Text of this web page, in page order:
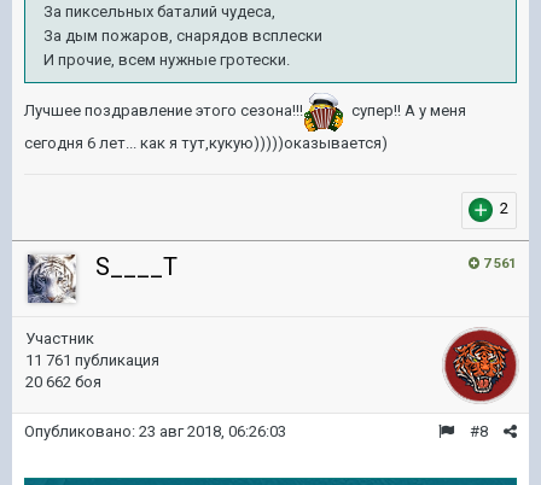
За пиксельных баталий чудеса,
За дым пожаров, снарядов всплески
И прочие, всем нужные гротески.
Лучшее поздравление этого сезона!!!
супер!! А у меня
сегодня 6 лет... как я тут,кукую)))))оказывается)
2
7 561
S____T
Участник
11 761 публикация
20 662 боя
#8
Опубликовано: 23 авг 2018, 06:26:03